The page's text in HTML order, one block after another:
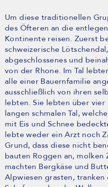
Um diese traditionellen
des Öfteren an die
Kontinente reisen. Zuerst
schweizerische
abgeschlossenes und
von der Rhone. Im Tal
alle einer Bauernfamilie
ausschließlich von ihren
lebten. Sie lebten über
langen schmalen Tal,
mit Eis und Schnee
lebte weder ein Arzt noch
Grund, dass diese nicht
bauten Roggen an, molken
machten Bergkäse und
Alpwiesen grasten,